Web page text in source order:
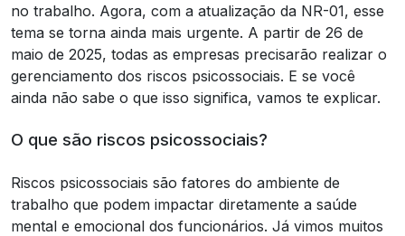
no trabalho. Agora, com a atualização da NR-01, esse
tema se torna ainda mais urgente. A partir de 26 de
maio de 2025, todas as empresas precisarão realizar o
gerenciamento dos riscos psicossociais. E se você
ainda não sabe o que isso significa, vamos te explicar.
O que são riscos psicossociais?
Riscos psicossociais são fatores do ambiente de
trabalho que podem impactar diretamente a saúde
mental e emocional dos funcionários. Já vimos muitos